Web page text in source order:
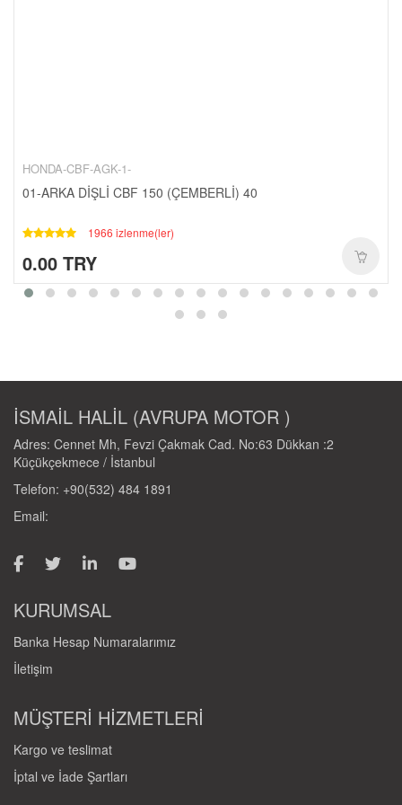
HONDA-CBF-AGK-1-
01-ARKA DİŞLİ CBF 150 (ÇEMBERLİ) 40
1966 izlenme(ler)
0.00 TRY
İSMAİL HALİL (AVRUPA MOTOR )
Adres: Cennet Mh, Fevzi Çakmak Cad. No:63 Dükkan :2
Küçükçekmece / İstanbul
Telefon: +90(532) 484 1891
Email:
KURUMSAL
Banka Hesap Numaralarımız
İletişim
MÜŞTERİ HİZMETLERİ
Kargo ve teslimat
İptal ve İade Şartları